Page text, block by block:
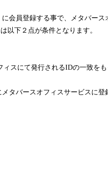
会員登録する事で、メタバー
以下２点が条件となります。
スにて発行されるIDの一致を
タバースオフィスサービスに登